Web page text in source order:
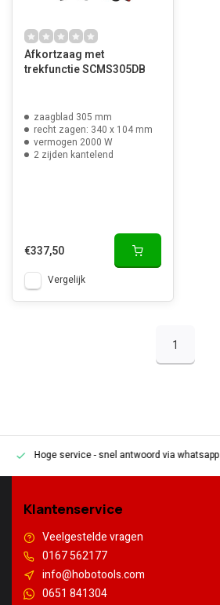
Afkortzaag met
trekfunctie SCMS305DB
zaagblad 305 mm
recht zagen: 340 x 104 mm
vermogen 2000 W
2 zijden kantelend
€337,50
Vergelijk
1
Hoge service- snel antwoord via whatsapp
Klantenservice
Veelgestelde vragen
0167 562177
info@hobotools.com
0651 841304